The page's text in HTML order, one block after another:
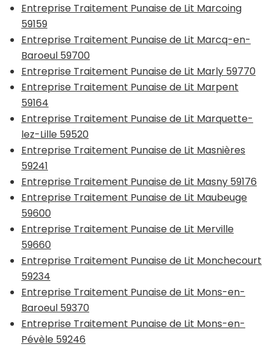
Entreprise Traitement Punaise de Lit Marcoing
59159
Entreprise Traitement Punaise de Lit Marcq-en-
Baroeul 59700
Entreprise Traitement Punaise de Lit Marly 59770
Entreprise Traitement Punaise de Lit Marpent
59164
Entreprise Traitement Punaise de Lit Marquette-
lez-Lille 59520
Entreprise Traitement Punaise de Lit Masnières
59241
Entreprise Traitement Punaise de Lit Masny 59176
Entreprise Traitement Punaise de Lit Maubeuge
59600
Entreprise Traitement Punaise de Lit Merville
59660
Entreprise Traitement Punaise de Lit Monchecourt
59234
Entreprise Traitement Punaise de Lit Mons-en-
Baroeul 59370
Entreprise Traitement Punaise de Lit Mons-en-
Pévèle 59246